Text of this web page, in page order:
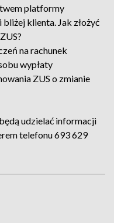
platformy
klienta. Jak złożyć
na rachunek
wypłaty
ZUS o zmianie
udzielać informacji
telefonu 693 629